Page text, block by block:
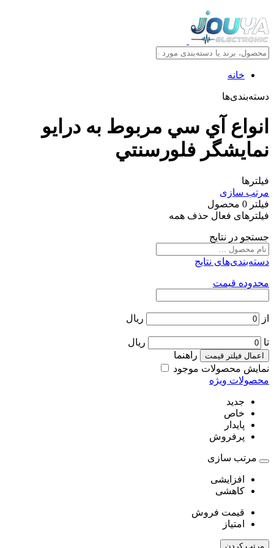
خانه
دسته‌بندی‌ها
انواع آي سي مربوط به درايو
نمايشگر فلورسنتي
فیلترها
مرتب سازی
فیلتر 0 محصول
فیلترهای فعال حذف همه
جستجو در نتایج
دسته‌بندی‌های نتایج
محدوده قیمت
از ریال
تا ریال
اعمال فیلتر قیمت
راهنما
نمایش محصولات موجود
محصولات ویژه
جدید
خاص
پایدار
پرفروش
مرتب سازی
افزایشی
کاهشی
قیمت فروش
امتیاز
مرتب کردن